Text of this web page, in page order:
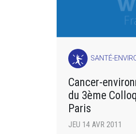
SANTÉ-
Cancer-
du 3ème
Paris
JEU 14 AVR 2011